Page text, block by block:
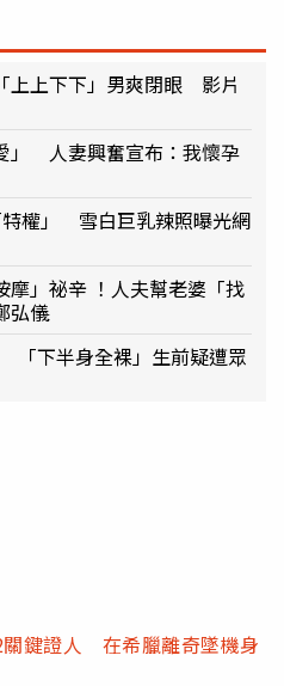
上上下下」男爽閉眼 影片
」 人妻興奮宣布：我懷孕
權」 雪白巨乳辣照曝光網
摩」祕辛 ！人夫幫老婆「找
弘儀
下半身全裸」生前疑遭眾
關鍵證人 在希臘離奇墜機身